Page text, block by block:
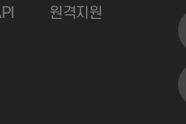
원격지원